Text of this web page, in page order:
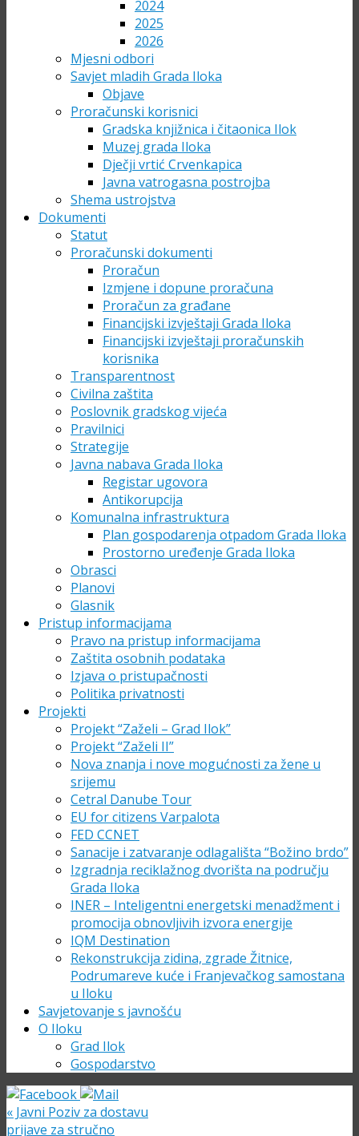
2024
2025
2026
Mjesni odbori
Savjet mladih Grada Iloka
Objave
Proračunski korisnici
Gradska knjižnica i čitaonica Ilok
Muzej grada Iloka
Dječji vrtić Crvenkapica
Javna vatrogasna postrojba
Shema ustrojstva
Dokumenti
Statut
Proračunski dokumenti
Proračun
Izmjene i dopune proračuna
Proračun za građane
Financijski izvještaji Grada Iloka
Financijski izvještaji proračunskih
korisnika
Transparentnost
Civilna zaštita
Poslovnik gradskog vijeća
Pravilnici
Strategije
Javna nabava Grada Iloka
Registar ugovora
Antikorupcija
Komunalna infrastruktura
Plan gospodarenja otpadom Grada Iloka
Prostorno uređenje Grada Iloka
Obrasci
Planovi
Glasnik
Pristup informacijama
Pravo na pristup informacijama
Zaštita osobnih podataka
Izjava o pristupačnosti
Politika privatnosti
Projekti
Projekt “Zaželi – Grad Ilok”
Projekt “Zaželi II”
Nova znanja i nove mogućnosti za žene u
srijemu
Cetral Danube Tour
EU for citizens Varpalota
FED CCNET
Sanacije i zatvaranje odlagališta “Božino brdo”
Izgradnja reciklažnog dvorišta na području
Grada Iloka
INER – Inteligentni energetski menadžment i
promocija obnovljivih izvora energije
IQM Destination
Rekonstrukcija zidina, zgrade Žitnice,
Podrumareve kuće i Franjevačkog samostana
u Iloku
Savjetovanje s javnošću
O Iloku
Grad Ilok
Gospodarstvo
« Javni Poziv za dostavu
prijave za stručno